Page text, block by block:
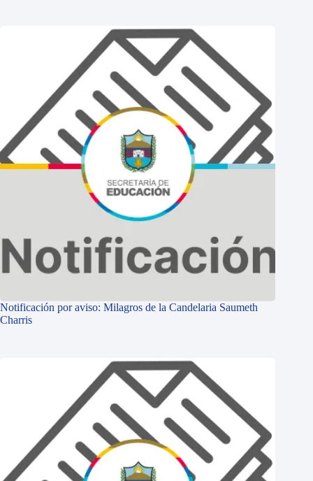
Notificación por aviso: Milagros de la Candelaria Saumeth
Charris